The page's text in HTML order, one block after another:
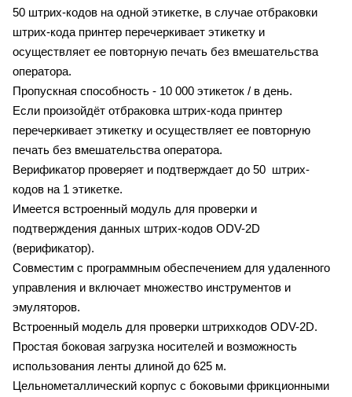
50 штрих-кодов на одной этикетке, в случае отбраковки
штрих-кода принтер перечеркивает этикетку и
осуществляет ее повторную печать без вмешательства
оператора.
Пропускная способность - 10 000 этикеток / в день.
Если произойдёт отбраковка штрих-кода принтер
перечеркивает этикетку и осуществляет ее повторную
печать без вмешательства оператора.
Верификатор проверяет и подтверждает до 50 штрих-
кодов на 1 этикетке.
Имеется встроенный модуль для проверки и
подтверждения данных штрих-кодов ODV-2D
(верификатор).
Совместим с программным обеспечением для удаленного
управления и включает множество инструментов и
эмуляторов.
Встроенный модель для проверки штрихкодов ODV-2D.
Простая боковая загрузка носителей и возможность
использования ленты длиной до 625 м.
Цельнометаллический корпус с боковыми фрикционными